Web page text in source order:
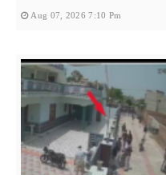
Aug 07, 2026 7:10 Pm